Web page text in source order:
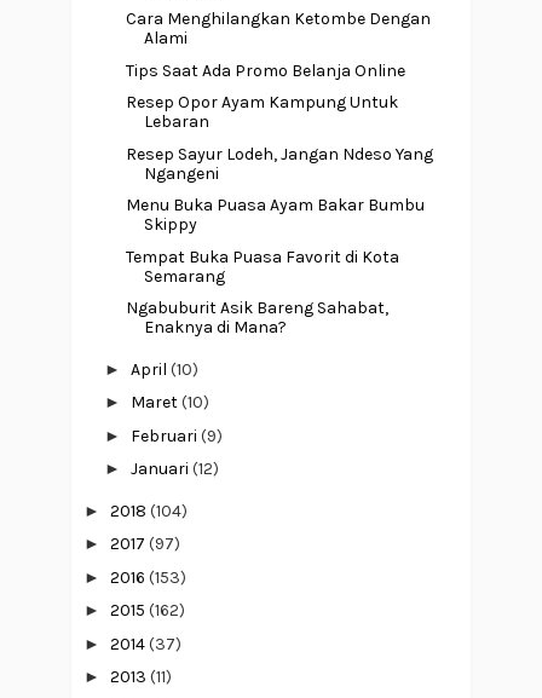
Cara Menghilangkan Ketombe Dengan
Alami
Tips Saat Ada Promo Belanja Online
Resep Opor Ayam Kampung Untuk
Lebaran
Resep Sayur Lodeh, Jangan Ndeso Yang
Ngangeni
Menu Buka Puasa Ayam Bakar Bumbu
Skippy
Tempat Buka Puasa Favorit di Kota
Semarang
Ngabuburit Asik Bareng Sahabat,
Enaknya di Mana?
► April (10)
► Maret(10)
► Februari (9)
► Januari (12)
► 2018 (104)
► 2017 (97)
► 2016 (153)
► 2015 (162)
► 2014(37)
► 2013 (11)